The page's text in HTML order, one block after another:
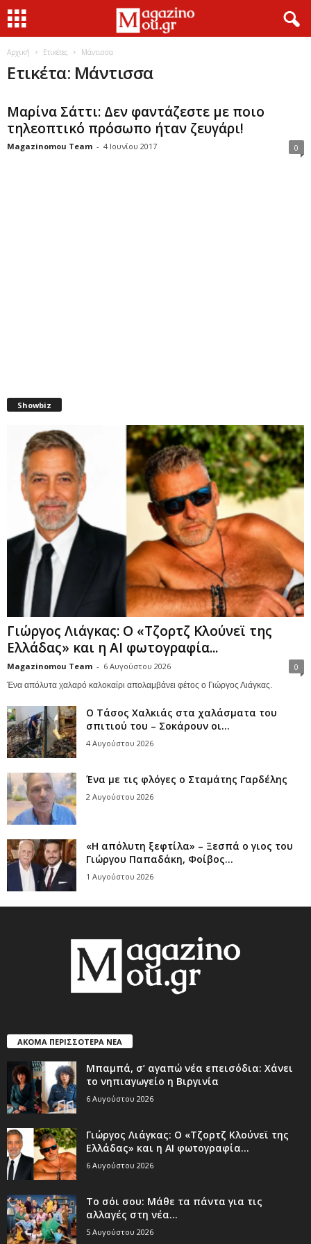
Αρχική Ετικέτες Μάντισσα
Ετικέτα: Μάντισσα
Μαρίνα Σάττι: Δεν φαντάζεστε με ποιο
τηλεοπτικό πρόσωπο ήταν ζευγάρι!
Magazinomou Team - 4 Ιουνίου 2017 0
Showbiz
Γιώργος Λιάγκας: Ο «Τζορτζ Κλούνεϊ της
Ελλάδας» και η AI φωτογραφία...
Magazinomou Team - 6 Αυγούστου 2026 0
Ένα απόλυτα χαλαρό καλοκαίρι απολαμβάνει φέτος ο Γιώργος Λιάγκας.
Ο Τάσος Χαλκιάς στα χαλάσματα του
σπιτιού του – Σοκάρουν οι...
4 Αυγούστου 2026
Ένα με τις φλόγες ο Σταμάτης Γαρδέλης
2 Αυγούστου 2026
«Η απόλυτη ξεφτίλα» – Ξεσπά ο γιος του
Γιώργου Παπαδάκη, Φοίβος...
1 Αυγούστου 2026
ΑΚΟΜΑ ΠΕΡΙΣΣΟΤΕΡΑ ΝΕΑ
Μπαμπά, σ’ αγαπώ νέα επεισόδια: Χάνει
το νηπιαγωγείο η Βιργινία
6 Αυγούστου 2026
Γιώργος Λιάγκας: Ο «Τζορτζ Κλούνεϊ της
Ελλάδας» και η AI φωτογραφία...
6 Αυγούστου 2026
Το σόι σου: Μάθε τα πάντα για τις
αλλαγές στη νέα...
5 Αυγούστου 2026